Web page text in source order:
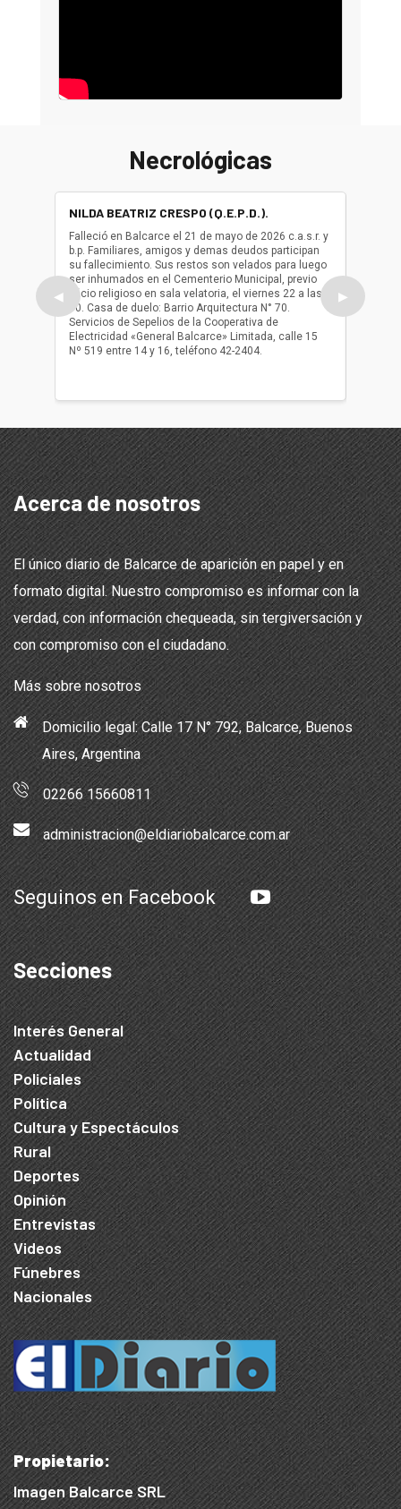
Necrológicas
◀
NILDA BEATRIZ CRESPO (Q.E.P.D.).
Falleció en Balcarce el 21 de mayo de 2026 c.a.s.r. y
b.p. Familiares, amigos y demas deudos participan
su fallecimiento. Sus restos son velados para luego
ser inhumados en el Cementerio Municipal, previo
oficio religioso en sala velatoria, el viernes 22 a las
10. Casa de duelo: Barrio Arquitectura N° 70.
Servicios de Sepelios de la Cooperativa de
Electricidad «General Balcarce» Limitada, calle 15
Nº 519 entre 14 y 16, teléfono 42-2404.
ser
oficio
▶
Acerca de nosotros
El único diario de Balcarce de aparición en papel y en
formato digital. Nuestro compromiso es informar con la
verdad, con información chequeada, sin tergiversación y
con compromiso con el ciudadano.
Más sobre nosotros
Domicilio legal: Calle 17 N° 792, Balcarce, Buenos
Aires, Argentina
02266 15660811
administracion@eldiariobalcarce.com.ar
Seguinos en Facebook
Secciones
Interés General
Actualidad
Policiales
Política
Cultura y Espectáculos
Rural
Deportes
Opinión
Entrevistas
Videos
Fúnebres
Nacionales
Propietario:
Imagen Balcarce SRL